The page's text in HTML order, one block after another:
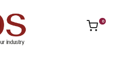
0